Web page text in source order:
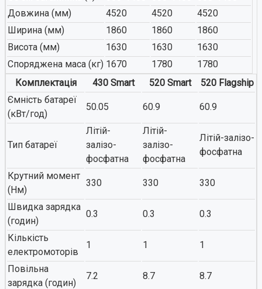
Довжина (мм)
4520 4520
4520
Ширина (мм)
1860 1860
1860
Висота (мм)
1630 1630
1630
Споряджена маса (кг) 1670 1780
1780
Комплектація
430 Smart 520 Smart
520 Flagship
Ємність батареї
(кВт/год)
50.05 60.9 60.9
Тип батареї
Літій-
залізо-
фосфатна
Літій-
залізо-
фосфатна
Літій-залізо-
фосфатна
Крутний момент
(Нм)
330 330 330
Швидка зарядка
(годин)
0.3 0.3 0.3
Кількість
електромоторів
1 1 1
Повільна
зарядка (годин)
7.2 8.7 8.7